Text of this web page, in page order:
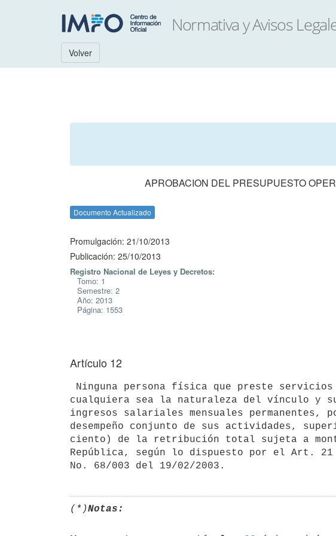
Volver
APROBACION DEL PRESUPUESTO
Documento Actualizado
Promulgación: 21/10/2013
Publicación: 25/10/2013
Registro Nacional de Leyes y Decretos:
Tomo: 1
Semestre: 2
Año: 2013
Página: 1553
Artículo 12
cualquiera sea la naturaleza del vínculo y
ingresos salariales mensuales permanentes,
desempeño conjunto de sus actividades,
ciento) de la retribución total sujeta a
República, según lo dispuesto por el Art.
(*)Notas: